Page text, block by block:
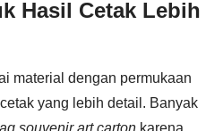
Hasil Cetak Lebih
material dengan permukaan
yang lebih detail. Banyak